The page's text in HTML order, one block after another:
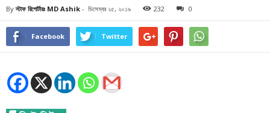
By স্টাফ রিপোর্টারঃ MD Ashik - ডিসেম্বর ২৫, ২০১৯ 232 0
Facebook Twitter